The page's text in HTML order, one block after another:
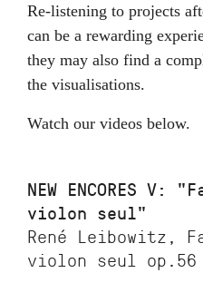
Re-listening to projects
can be a rewarding
they may also find a
the visualisations.
Watch our videos below.
NEW ENCORES V:
violon seul"
René Leibowitz,
violon seul op.56